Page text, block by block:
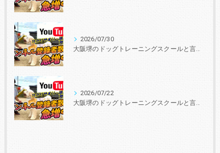
2026/07/30
大阪堺のドッグトレーニングスクールと言えば『いぬの学校あさか』 30年、3000頭以上の実績！あなたと愛犬に合ったトレーニングを学びを提供します。
2026/07/22
大阪堺のドッグトレーニングスクールと言えば『いぬの学校あさか』 30年、3000頭以上の実績！あなたと愛犬に合ったトレーニングを学びを提供します。